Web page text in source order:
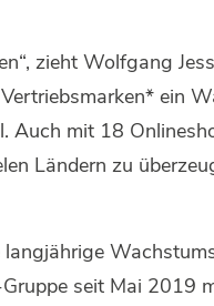
zieht Wolfgang
ein
Auch mit 18
Ländern zu
seit Mai 2019